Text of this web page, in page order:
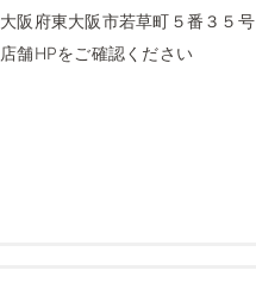
大阪府東大阪市若草町５番３５号
店舗HPをご確認ください